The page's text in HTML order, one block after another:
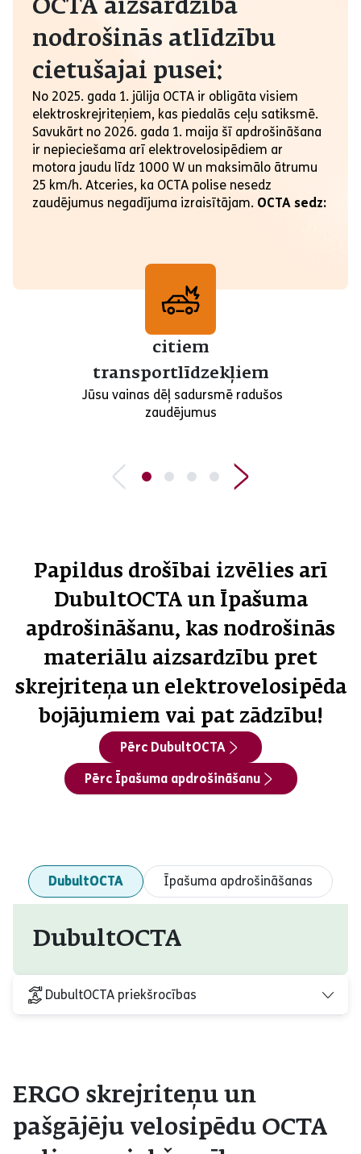
OCTA aizsardzība
nodrošinās atlīdzību
cietušajai pusei:
No 2025. gada 1. jūlija OCTA ir obligāta visiem
elektroskrejriteņiem, kas piedalās ceļu satiksmē.
Savukārt no 2026. gada 1. maija šī apdrošināšana
ir nepieciešama arī elektrovelosipēdiem ar
motora jaudu līdz 1000 W un maksimālo ātrumu
25 km/h. Atceries, ka OCTA polise nesedz
zaudējumus negadījuma izraisītājam. OCTA sedz:
citiem
transportlīdzekļiem
Jūsu vainas dēļ sadursmē radušos
zaudējumus
Papildus drošībai izvēlies arī
DubultOCTA un Īpašuma
apdrošināšanu, kas nodrošinās
materiālu aizsardzību pret
skrejriteņa un elektrovelosipēda
bojājumiem vai pat zādzību!
Pērc DubultOCTA
Pērc Īpašuma apdrošināšanu
DubultOCTA Īpašuma apdrošināšanas
DubultOCTA
DubultOCTA priekšrocības
ERGO skrejriteņu un
pašgājēju velosipēdu OCTA